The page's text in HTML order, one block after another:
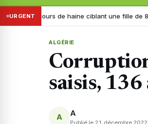
URGENT
de haine ciblant une fille de 8 ans : trois
ALGÉRIE
saisis,
A A
Publié le 21 décembre